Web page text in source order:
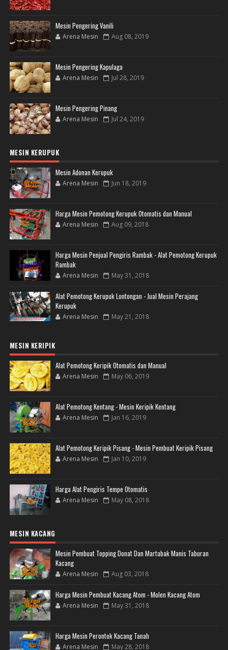
Mesin Pengering Vanili
Arena Mesin Aug 08, 2019
Mesin Pengering Kapulaga
Arena Mesin Jul 28, 2019
Mesin Pengering Pinang
Arena Mesin Jul 24, 2019
MESIN KERUPUK
Mesin Adonan Kerupuk
Arena Mesin Jun 18, 2019
Harga Mesin Pemotong Kerupuk Otomatis dan Manual
Arena Mesin Aug 09, 2018
Harga Mesin Penjual Pengiris Rambak - Alat Pemotong Kerupuk
Rambak
Arena Mesin May 31, 2018
Alat Pemotong Kerupuk Lontongan - Jual Mesin Perajang
Kerupuk
Arena Mesin May 21, 2018
MESIN KERIPIK
Alat Pemotong Keripik Otomatis dan Manual
Arena Mesin May 06, 2019
Alat Pemotong Kentang - Mesin Keripik Kentang
Arena Mesin Jan 16, 2019
Alat Pemotong Keripik Pisang - Mesin Pembuat Keripik Pisang
Arena Mesin Jan 10, 2019
Harga Alat Pengiris Tempe Otomatis
Arena Mesin May 08, 2018
MESIN KACANG
Mesin Pembuat Topping Donat Dan Martabak Manis Taburan
Kacang
Arena Mesin Aug 03, 2018
Harga Mesin Pembuat Kacang Atom - Molen Kacang Atom
Arena Mesin May 31, 2018
Harga Mesin Perontok Kacang Tanah
Arena Mesin May 28, 2018